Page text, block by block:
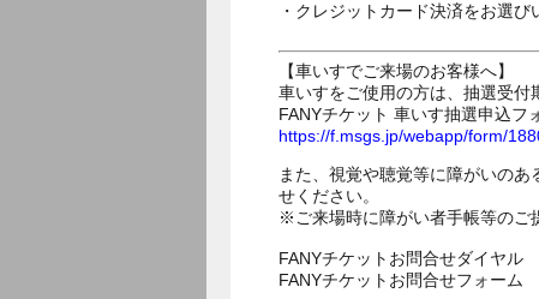
・クレジットカード決済をお選
【車いすでご来場のお客様へ】
車いすをご使用の方は、抽選受付
FANYチケット 車いす抽選申込フ
https://f.msgs.jp/webapp/form/
また、視覚や聴覚等に障がいの
せください。
※ご来場時に障がい者手帳等のご
FANYチケットお問合せダイヤル
FANYチケットお問合せフォーム